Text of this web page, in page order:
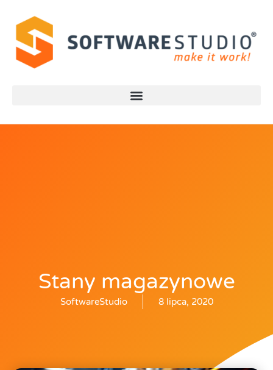
Stany magazynowe
SoftwareStudio 8 lipca, 2020